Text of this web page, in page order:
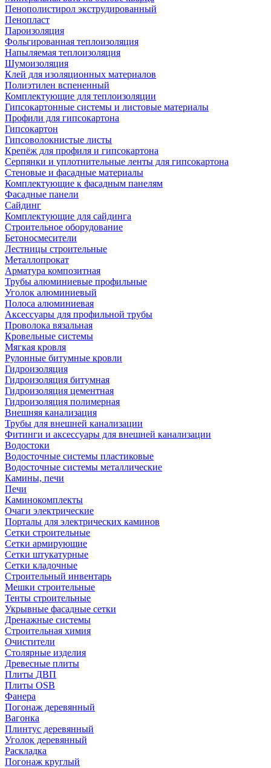
Пенополистирол экструдированный
Пенопласт
Пароизоляция
Фольгированная теплоизоляция
Напыляемая теплоизоляция
Шумоизоляция
Клей для изоляционных материалов
Полиэтилен вспененный
Комплектующие для теплоизоляции
Гипсокартонные системы и листовые материалы
Профили для гипсокартона
Гипсокартон
Гипсоволокнистые листы
Крепёж для профиля и гипсокартона
Серпянки и уплотнительные ленты для гипсокартона
Стеновые и фасадные материалы
Комплектующие к фасадным панелям
Фасадные панели
Сайдинг
Комплектующие для сайдинга
Строительное оборудование
Бетоносмесители
Лестницы строительные
Металлопрокат
Арматура композитная
Трубы алюминиевые профильные
Уголок алюминиевый
Полоса алюминиевая
Аксессуары для профильной трубы
Проволока вязальная
Кровельные системы
Мягкая кровля
Рулонные битумные кровли
Гидроизоляция
Гидроизоляция битумная
Гидроизоляция цементная
Гидроизоляция полимерная
Внешняя канализация
Трубы для внешней канализации
Фитинги и аксессуары для внешней канализации
Водостоки
Водосточные системы пластиковые
Водосточные системы металлические
Камины, печи
Печи
Каминокомплекты
Очаги электрические
Порталы для электрических каминов
Сетки строительные
Сетки армирующие
Сетки штукатурные
Сетки кладочные
Строительный инвентарь
Мешки строительные
Тенты строительные
Укрывные фасадные сетки
Дренажные системы
Строительная химия
Очистители
Столярные изделия
Древесные плиты
Плиты ДВП
Плиты OSB
Фанера
Погонаж деревянный
Вагонка
Плинтус деревянный
Уголок деревянный
Раскладка
Погонаж круглый